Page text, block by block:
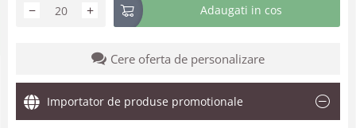
+
− Adaugati in cos
Cere oferta de personalizare
Importator de produse promotionale